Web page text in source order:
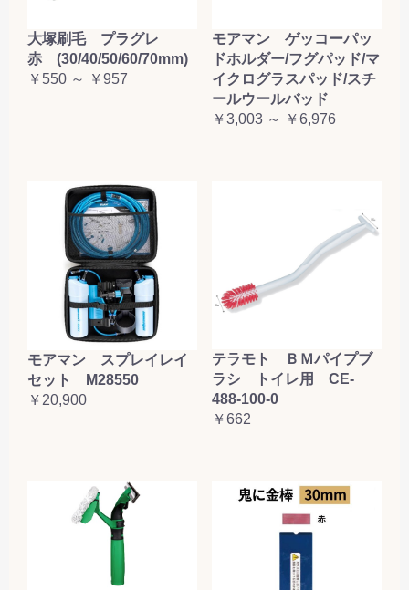
大塚刷毛 プラグレ
赤 (30/40/50/60/70mm)
￥550 ～ ￥957
モアマン ゲッコーパッ
ドホルダー/フグパッド/マ
イクログラスパッド/スチ
ールウールバッド
￥3,003 ～ ￥6,976
モアマン スプレイレイ
セット M28550
￥20,900
テラモト ＢＭパイプブ
ラシ トイレ用 CE-
488-100-0
￥662